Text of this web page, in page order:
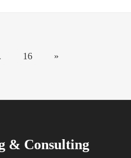
16 »
& Consulting